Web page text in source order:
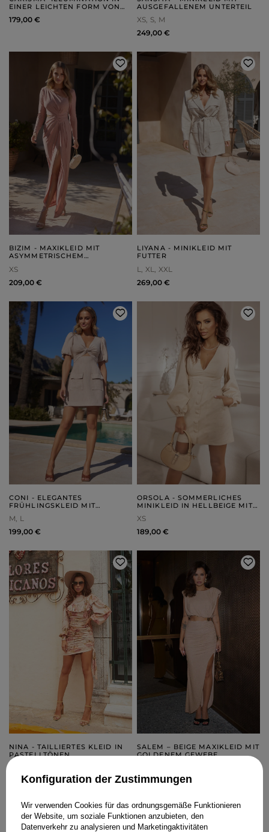
EINER LEICHTEN FORM VON
179,00 €
AUSGEFALLENEM UNTERTEIL
XS S M
249,00 €
BIZIM - MAXIKLEID MIT
ASYMMETRISCHEM
UND ELEGANTEN FRONTEN
XS
209,00 €
LIYANA - MINIKLEID MIT
FUTTER
L XL
XXL
269,00 €
CONI - ELEGANTES
FRÜHLINGSKLEID MIT
SCHLEIFE UND TASCHEN
M L
199,00 €
ORSOLA - SOMMERLICHES
MINIKLEID IN HELLBEIGE MIT
XS
189,00 €
NINA - TAILLIERTES KLEID IN
PASTELLTÖNEN
179,00 €
SALEM – BEIGE MAXIKLEID MIT
GOLDENEM GEWEBE
219,00 €
Konfiguration der Zustimmungen
Wir verwenden Cookies für das ordnungsgemäße Funktionieren
der Website, um soziale Funktionen anzubieten, den
Datenverkehr zu analysieren und Marketingaktivitäten